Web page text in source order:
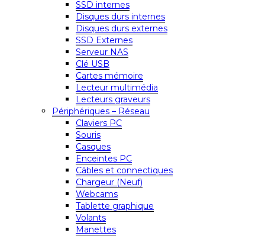
SSD internes
Disques durs internes
Disques durs externes
SSD Externes
Serveur NAS
Clé USB
Cartes mémoire
Lecteur multimédia
Lecteurs graveurs
Périphériques – Réseau
Claviers PC
Souris
Casques
Enceintes PC
Câbles et connectiques
Chargeur (Neuf)
Webcams
Tablette graphique
Volants
Manettes